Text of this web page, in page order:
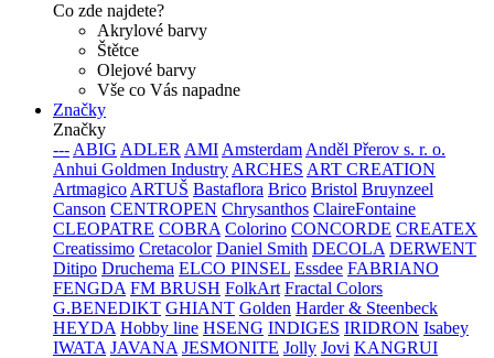
Co zde najdete?
Akrylové barvy
Štětce
Olejové barvy
Vše co Vás napadne
Značky
Značky
--- ABIG ADLER AMI Amsterdam Anděl Přerov s. r. o.
Anhui Goldmen Industry ARCHES ART CREATION
Artmagico ARTUŠ Bastaflora Brico Bristol Bruynzeel
Canson CENTROPEN Chrysanthos ClaireFontaine
CLEOPATRE COBRA Colorino CONCORDE CREATEX
Creatissimo Cretacolor Daniel Smith DECOLA DERWENT
Ditipo Druchema ELCO PINSEL Essdee FABRIANO
FENGDA FM BRUSH FolkArt Fractal Colors
G.BENEDIKT GHIANT Golden Harder & Steenbeck
HEYDA Hobby line HSENG INDIGES IRIDRON Isabey
IWATA JAVANA JESMONITE Jolly Jovi KANGRUI